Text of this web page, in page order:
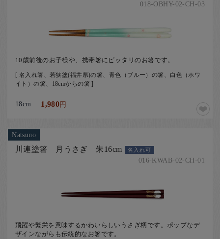
018-OBHY-02-CH-03
10歳前後のお子様や、携帯箸にピッタリのお箸です。
[ 名入れ箸、若狭塗(福井県)の箸、青色（ブルー）の箸、白色（ホワ
イト）の箸、18cmからの箸 ]
18cm 1,980円
Natsuno
川連塗箸 月うさぎ 朱16cm 名入れ可
016-KWAB-02-CH-01
飛躍や繁栄を意味するかわいらしいうさぎ柄です。ポップなデ
ザインながらも伝統的なお箸です。